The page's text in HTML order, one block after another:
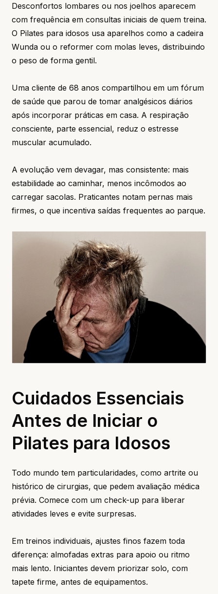
Desconfortos lombares ou nos joelhos aparecem
com frequência em consultas iniciais de quem treina.
O Pilates para idosos usa aparelhos como a cadeira
Wunda ou o reformer com molas leves, distribuindo
o peso de forma gentil.
Uma cliente de 68 anos compartilhou em um fórum
de saúde que parou de tomar analgésicos diários
após incorporar práticas em casa. A respiração
consciente, parte essencial, reduz o estresse
muscular acumulado.
A evolução vem devagar, mas consistente: mais
estabilidade ao caminhar, menos incômodos ao
carregar sacolas. Praticantes notam pernas mais
firmes, o que incentiva saídas frequentes ao parque.
Cuidados Essenciais
Antes de Iniciar o
Pilates para Idosos
Todo mundo tem particularidades, como artrite ou
histórico de cirurgias, que pedem avaliação médica
prévia. Comece com um check-up para liberar
atividades leves e evite surpresas.
Em treinos individuais, ajustes finos fazem toda
diferença: almofadas extras para apoio ou ritmo
mais lento. Iniciantes devem priorizar solo, com
tapete firme, antes de equipamentos.